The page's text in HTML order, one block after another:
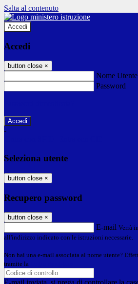
Salta al contenuto
Accedi
Accedi
button close ×
Nome Utente
Password
-
Seleziona utente
button close ×
Recupero password
button close ×
E-mail Verrà
all'indirizzo indicato con le istruzioni necessarie.
Non hai una e-mail associata al nome utente?
tramite la